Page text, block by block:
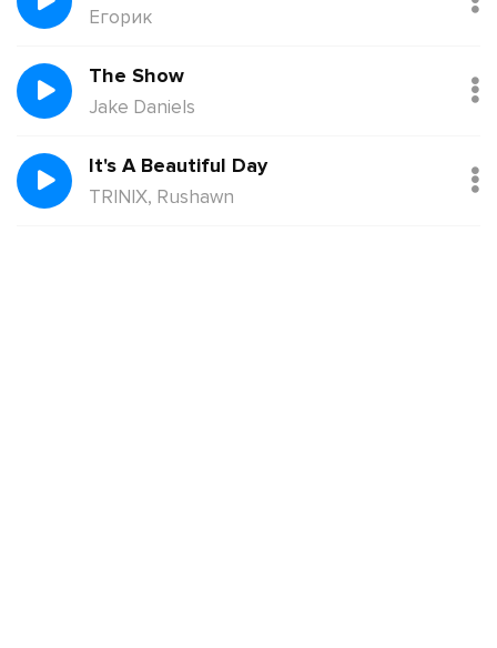
Егорик
The Show
Jake Daniels
It's A Beautiful Day
TRINIX, Rushawn